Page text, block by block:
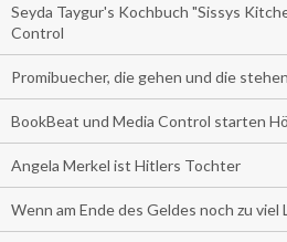
Seyda Taygur's Kochbuch "Sissys
Control
Promibuecher, die gehen und die
BookBeat und Media Control starten
Angela Merkel ist Hitlers Tochter
Wenn am Ende des Geldes noch zu viel